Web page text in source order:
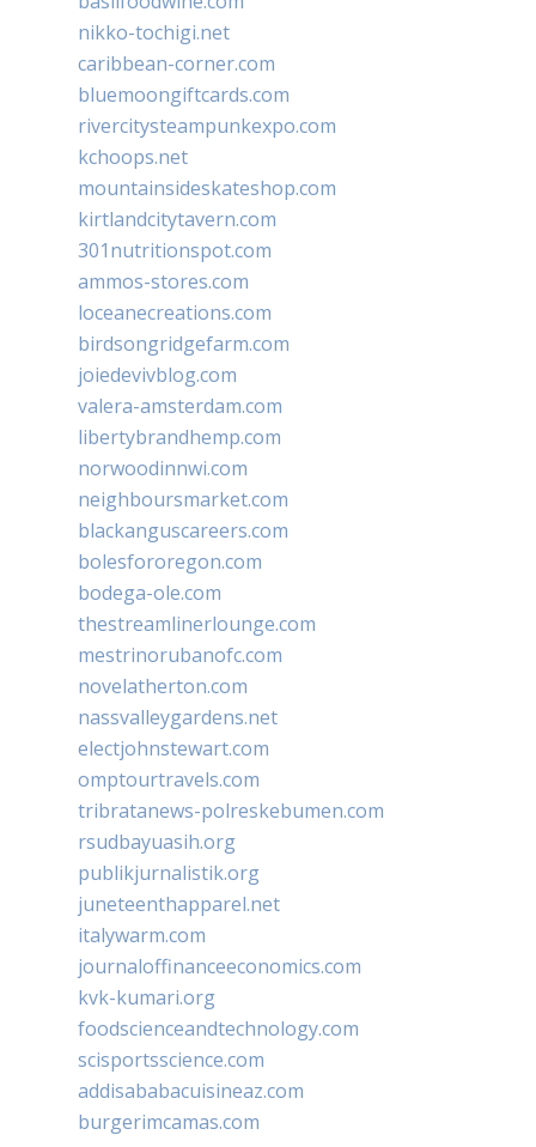
nikko-tochigi.net
caribbean-corner.com
bluemoongiftcards.com
rivercitysteampunkexpo.com
kchoops.net
mountainsideskateshop.com
kirtlandcitytavern.com
301nutritionspot.com
ammos-stores.com
loceanecreations.com
birdsongridgefarm.com
joiedevivblog.com
valera-amsterdam.com
libertybrandhemp.com
norwoodinnwi.com
neighboursmarket.com
blackanguscareers.com
bolesfororegon.com
bodega-ole.com
thestreamlinerlounge.com
mestrinorubanofc.com
novelatherton.com
nassvalleygardens.net
electjohnstewart.com
omptourtravels.com
tribratanews-polreskebumen.com
rsudbayuasih.org
publikjurnalistik.org
juneteenthapparel.net
italywarm.com
journaloffinanceeconomics.com
kvk-kumari.org
foodscienceandtechnology.com
scisportsscience.com
addisababacuisineaz.com
burgerimcamas.com